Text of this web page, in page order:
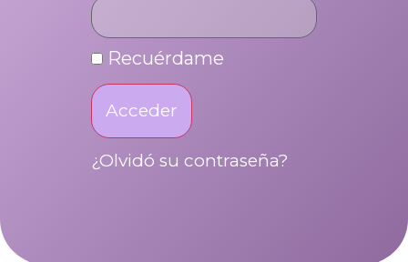
Recuérdame
Acceder
¿Olvidó su contraseña?